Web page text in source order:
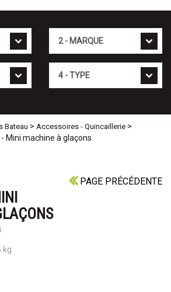
Bateau > Accessoires - Quincaillerie >
- Mini machine à glaçons
PAGE PRÉCÉDENTE
kg